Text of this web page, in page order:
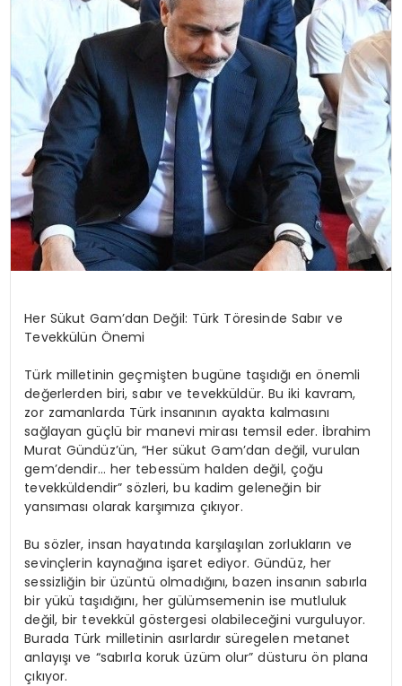
Her Sükut Gam’dan Değil: Türk Töresinde Sabır ve
Tevekkülün Önemi
Türk milletinin geçmişten bugüne taşıdığı en önemli
değerlerden biri, sabır ve tevekküldür. Bu iki kavram,
zor zamanlarda Türk insanının ayakta kalmasını
sağlayan güçlü bir manevi mirası temsil eder. İbrahim
Murat Gündüz’ün, “Her sükut Gam’dan değil, vurulan
gem’dendir… her tebessüm halden değil, çoğu
tevekküldendir” sözleri, bu kadim geleneğin bir
yansıması olarak karşımıza çıkıyor.
Bu sözler, insan hayatında karşılaşılan zorlukların ve
sevinçlerin kaynağına işaret ediyor. Gündüz, her
sessizliğin bir üzüntü olmadığını, bazen insanın sabırla
bir yükü taşıdığını, her gülümsemenin ise mutluluk
değil, bir tevekkül göstergesi olabileceğini vurguluyor.
Burada Türk milletinin asırlardır süregelen metanet
anlayışı ve “sabırla koruk üzüm olur” düsturu ön plana
çıkıyor.